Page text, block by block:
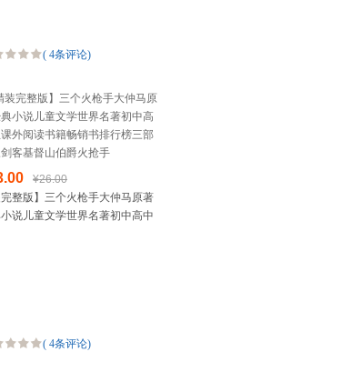
( 4条评论)
¥26.00
整版】三个火枪手大仲马原著
说儿童文学世界名著初中高中
( 4条评论)